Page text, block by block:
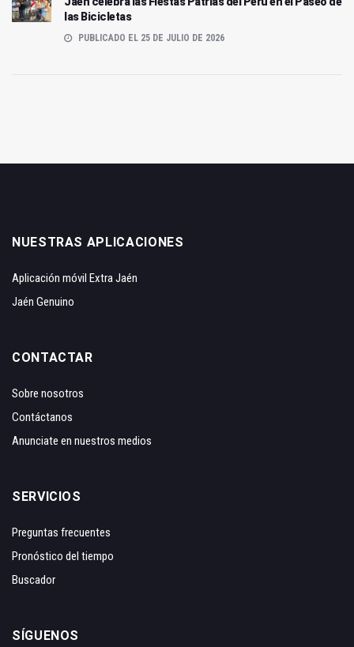
las Bicicletas
PUBLICADO EL 25 DE JULIO DE 2026
NUESTRAS APLICACIONES
Aplicación móvil Extra Jaén
Jaén Genuino
CONTACTAR
Sobre nosotros
Contáctanos
Anunciate en nuestros medios
SERVICIOS
Preguntas frecuentes
Pronóstico del tiempo
Buscador
SÍGUENOS